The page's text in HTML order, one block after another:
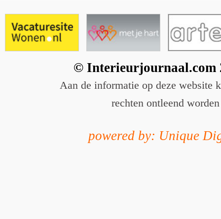
© Interieurjournaal.com
Aan de informatie op deze website
rechten ontleend worden
powered by: Unique